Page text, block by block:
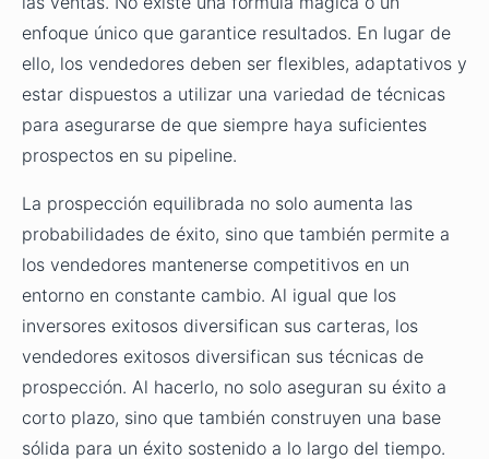
enfoque único que garantice resultados. En lugar de
ello, los vendedores deben ser flexibles, adaptativos y
estar dispuestos a utilizar una variedad de técnicas
para asegurarse de que siempre haya suficientes
prospectos en su pipeline.
La prospección equilibrada no solo aumenta las
probabilidades de éxito, sino que también permite a
los vendedores mantenerse competitivos en un
entorno en constante cambio. Al igual que los
inversores exitosos diversifican sus carteras, los
vendedores exitosos diversifican sus técnicas de
prospección. Al hacerlo, no solo aseguran su éxito a
corto plazo, sino que también construyen una base
sólida para un éxito sostenido a lo largo del tiempo.